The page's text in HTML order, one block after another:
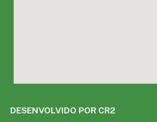
DESENVOLVIDO POR CR2